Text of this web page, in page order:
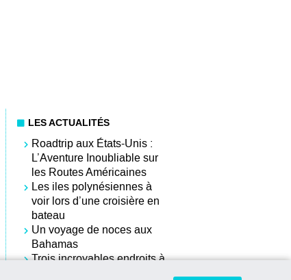
LES ACTUALITÉS
Roadtrip aux États-Unis :
L’Aventure Inoubliable sur
les Routes Américaines
Les iles polynésiennes à
voir lors d’une croisière en
bateau
Un voyage de noces aux
Bahamas
Trois incroyables endroits à